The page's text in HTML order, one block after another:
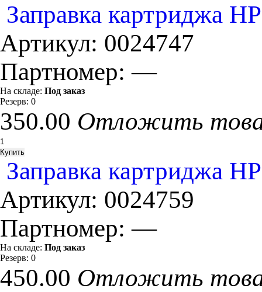
Заправка картриджа
Артикул: 0024747
Партномер:—
На складе: Под заказ
Резерв: 0
350.00 Отложить
Заправка картриджа
Артикул: 0024759
Партномер:—
На складе: Под заказ
Резерв: 0
450.00 Отложить